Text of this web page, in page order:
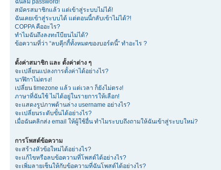
สมัครสมาชิกแล้ว แต่เข้าสู่ระบบไม่ได้!
ฉันเคยเข้าสู่ระบบได้ แต่ตอนนี้กลับเข้าไม่ได้?!
COPPA คืออะไร?
ทำไมฉันถึงลงทะเีบียนไม่ได้?
ข้อความที่ว่า “ลบคุีกกี้ทั้งหมดของบอร์ดนี้” ทำอะไร ?
ตั้งค่าสมาชิก และ ตั้งค่าต่าง ๆ
จะเปลี่ยนแปลงการตั้งค่าได้อย่างไร?
นาฬิกาไม่ตรง!
เปลี่ยน timezone แล้ว แต่เวลา ก็ยังไม่ตรง!
ภาษาที่ฉันใช้ ไม่ได้อยู่ในรายการให้เลือก!
จะแสดงรูปภาพด้านล่าง username อย่างไร?
จะเปลี่ยนระดับขั้นได้อย่างไร?
เมื่อฉันคลิกส่ง email ให้ผู้ใช้อื่น ทำไมระบบถึงถามให้ฉันเข้าสู่ระบบใหม่?
การโพสต์ข้อความ
จะสร้างหัวข้อใหม่ได้อย่างไร?
จะแก้ไขหรือลบข้อความที่โพสต์ได้อย่างไร?
จะเพิ่มลายเซ็นให้กับข้อความที่ฉันโพสต์ได้อย่างไร?